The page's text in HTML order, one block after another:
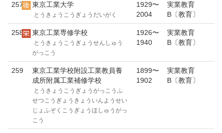
257 東京工業大学
とうきょうこうぎょうだいがく
1929〜
2004
実業教育
B〔教育〕
258 東京工業専修学校
とうきょうこうぎょうせんしゅう
がっこう
1926〜
1940
実業教育
B〔教育〕
259
東京工業学校附設工業教員養
成所附属工業補修学校
とうきょうこうぎょうがっこうふ
せつこうぎょうきょういんようせい
じょふぞくこうぎょうほしゅうがっ
こう
1899〜
1902
実業教育
B〔教育〕